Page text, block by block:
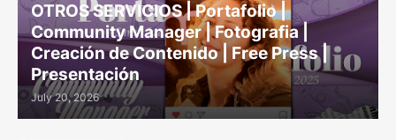
OTROS SERVICIOS | Portafolio |
Community Manager | Fotografia |
Creación de Contenido | Free Press |
Presentación
July 20, 2026